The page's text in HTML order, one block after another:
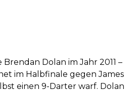
Dolan im Jahr 2011 –
im Halbfinale gegen James
einen 9-Darter warf. Dolan